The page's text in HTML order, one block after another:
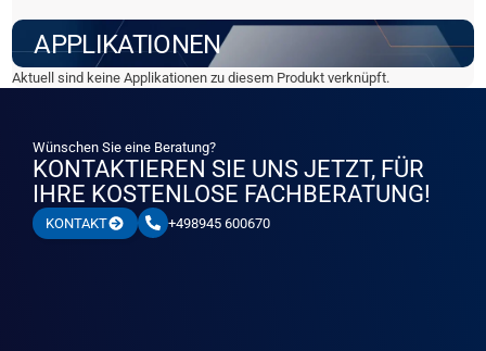
APPLIKATIONEN
Aktuell sind keine Applikationen zu diesem Produkt verknüpft.
Wünschen Sie eine Beratung?
KONTAKTIEREN SIE UNS JETZT, FÜR
IHRE KOSTENLOSE FACHBERATUNG!
KONTAKT +498945 600670